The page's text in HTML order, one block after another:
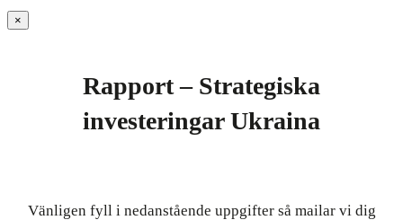
×
Rapport – Strategiska
investeringar Ukraina
Vänligen fyll i nedanstående uppgifter så mailar vi dig